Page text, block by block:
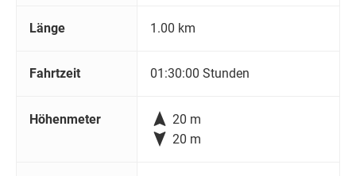
Länge 1.00 km
Fahrtzeit 01:30:00 Stunden
Höhenmeter  20 m
 20 m